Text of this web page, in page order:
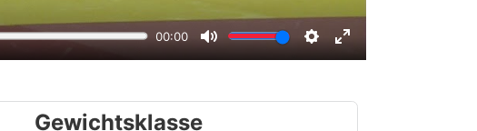
Gewichtsklasse